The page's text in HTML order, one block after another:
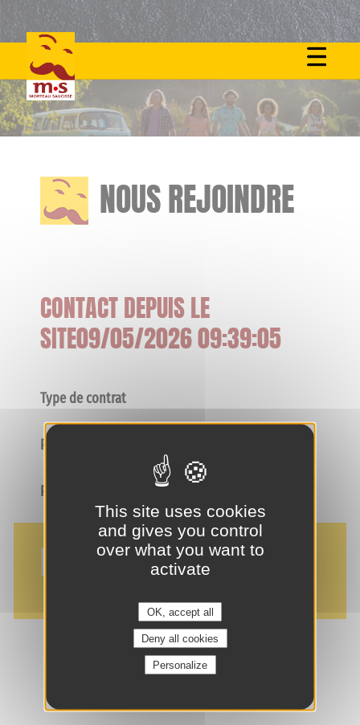
Skip
NOUS REJOINDRE
CONTACT DEPUIS LE
SITE09/05/2026 09:39:05
Type de contrat
Poste
Profil
NOS AVANTAGES
je suis intéressé(e) !
This site uses cookies
and gives you control
over what you want to
activate
OK, accept all
Deny all cookies
Personalize